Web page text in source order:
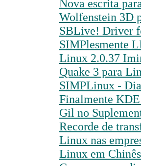
Nova escrita
Wolfenstein 3D
SBLive! Driver
SIMPlesmente
Linux 2.0.37
Quake 3 para
SIMPLinux -
Finalmente
Gil no
Recorde de
Linux nas
Linux em